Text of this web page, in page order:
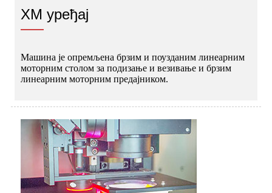
ХМ уређај
Машина је опремљена брзим и поузданим линеарним
моторним столом за подизање и везивање и брзим
линеарним моторним предајником.